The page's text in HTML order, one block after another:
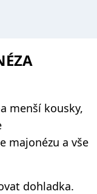
menší kousky,
majonézu a vše
dohladka.